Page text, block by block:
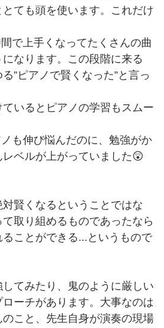
ても頭を使います。これだけ
で上手くなってたくさんの曲
なります。この段階に来る
”ピアノで賢くなった”と言っ
いるとピアノの学習もスムー
も伸び悩んだのに、勉強がか
ベルが上がっていました😲
賢くなるということではな
取り組めるものであったなら
ことができる...というもので
てみたり、鬼のように厳しい
ーチがあります。大事なのは
こと、先生自身が演奏の現場